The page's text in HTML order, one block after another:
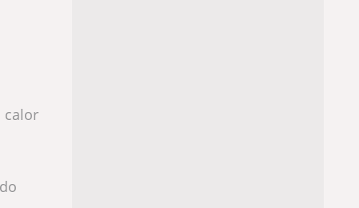
calor